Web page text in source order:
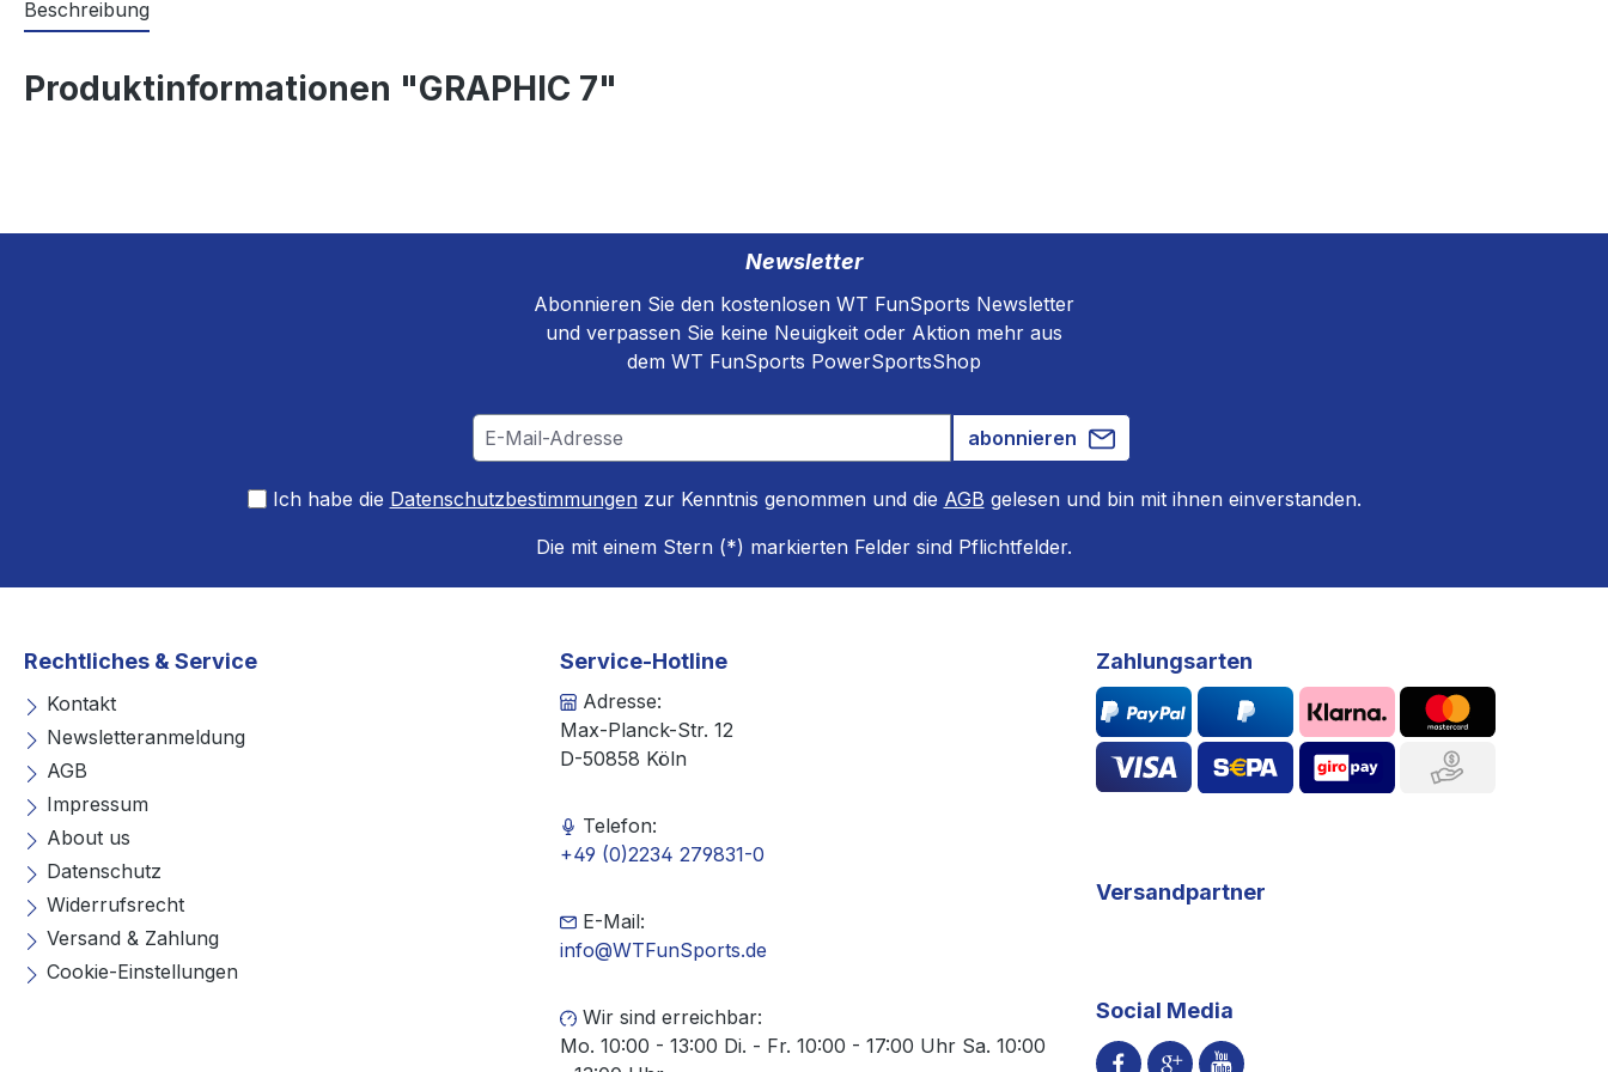
Beschreibung
Produktinformationen "GRAPHIC 7"
Newsletter
Abonnieren Sie den kostenlosen WT FunSports Newsletter
und verpassen Sie keine Neuigkeit oder Aktion mehr aus
dem WT FunSports PowerSportsShop
abonnieren
Ich habe die Datenschutzbestimmungenzur Kenntnis genommen und die AGB gelesen und bin mit ihnen einverstanden.
Die mit einem Stern (*) markierten Felder sind Pflichtfelder.
Rechtliches & Service
Kontakt
Newsletteranmeldung
AGB
Impressum
About us
Datenschutz
Widerrufsrecht
Versand & Zahlung
Cookie-Einstellungen
Service-Hotline
Adresse:
Max-Planck-Str. 12
D-50858 Köln
Telefon:
+49 (0)2234 279831-0
E-Mail:
info@WTFunSports.de
Wir sind erreichbar:
Mo. 10:00 - 13:00 Di. - Fr. 10:00 - 17:00 Uhr Sa. 10:00
Zahlungsarten
Versandpartner
Social Media